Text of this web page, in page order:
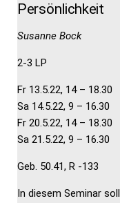
Persönlichkeit
Susanne Bock
2-3 LP
Fr 13.5.22, 14 – 18.30
Sa 14.5.22, 9 – 16.30
Fr 20.5.22, 14 – 18.30
Sa 21.5.22, 9 – 16.30
Geb. 50.41, R -133
In diesem Seminar